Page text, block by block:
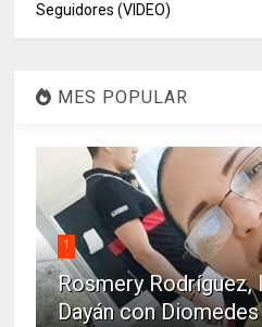
Seguidores (VIDEO)
MES POPULAR
1
Rosmery Rodríguez,
Dayán con